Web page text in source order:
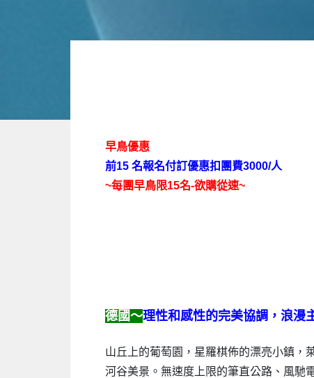
早鳥優惠
前15 名報名付訂優惠扣團費3000/人
~每團早鳥限15名-欲購從速~
德國～理性和感性的完美協調，浪漫
山丘上的葡萄園，星羅棋佈的漂亮小鎮，
河谷美景。無速度上限的筆直公路、風馳